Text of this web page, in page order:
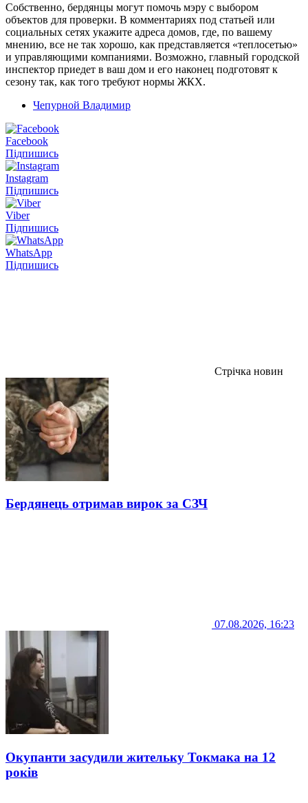
Собственно, бердянцы могут помочь мэру с выбором
объектов для проверки. В комментариях под статьей или
социальных сетях укажите адреса домов, где, по вашему
мнению, все не так хорошо, как представляется «теплосетью»
и управляющими компаниями. Возможно, главный городской
инспектор приедет в ваш дом и его наконец подготовят к
сезону так, как того требуют нормы ЖКХ.
Чепурной Владимир
Facebook
Підпишись
Instagram
Підпишись
Viber
Підпишись
WhatsApp
Підпишись
Стрічка новин
Бердянець отримав вирок за СЗЧ
07.08.2026, 16:23
Окупанти засудили жительку Токмака на 12
років